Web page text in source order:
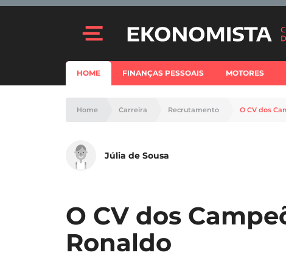
HOME FINANÇAS PESSOAIS MOTORES
Home Carreira Recrutamento O CV dos
Júlia de Sousa
O CV dos
Ronaldo